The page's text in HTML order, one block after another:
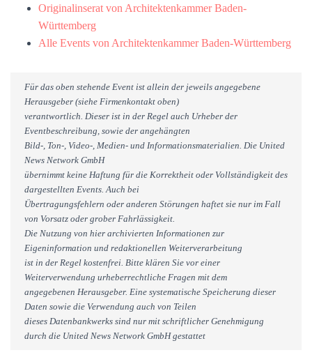
Originalinserat von Architektenkammer Baden-
Württemberg
Alle Events von Architektenkammer Baden-Württemberg
Für das oben stehende Event ist allein der jeweils angegebene
Herausgeber (siehe Firmenkontakt oben)
verantwortlich. Dieser ist in der Regel auch Urheber der
Eventbeschreibung, sowie der angehängten
Bild-, Ton-, Video-, Medien- und Informationsmaterialien. Die United
News Network GmbH
übernimmt keine Haftung für die Korrektheit oder Vollständigkeit des
dargestellten Events. Auch bei
Übertragungsfehlern oder anderen Störungen haftet sie nur im Fall
von Vorsatz oder grober Fahrlässigkeit.
Die Nutzung von hier archivierten Informationen zur
Eigeninformation und redaktionellen Weiterverarbeitung
ist in der Regel kostenfrei. Bitte klären Sie vor einer
Weiterverwendung urheberrechtliche Fragen mit dem
angegebenen Herausgeber. Eine systematische Speicherung dieser
Daten sowie die Verwendung auch von Teilen
dieses Datenbankwerks sind nur mit schriftlicher Genehmigung
durch die United News Network GmbH gestattet